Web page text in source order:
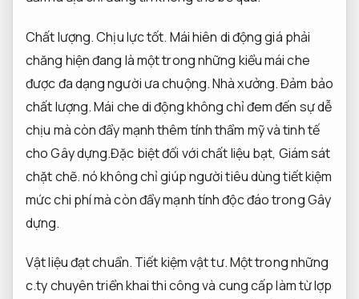
Chất lượng.Chịu lực tốt. Mái hiên di động giá phải
chăng hiện đang là một trong những kiểu mái che
được đa dạng người ưa chuộng.Nhà xưởng.Đảm bảo
chất lượng.Mái che di động không chỉ đem đến sự dễ
chịu mà còn đẩy mạnh thêm tính thẩm mỹ và tinh tế
cho Gây dựng.Đặc biệt đối với chất liệu bạt, Giám sát
chặt chẽ.nó không chỉ giúp người tiêu dùng tiết kiệm
mức chi phí mà còn đẩy mạnh tính độc đáo trong Gây
dựng.
Vật liệu đạt chuẩn. Tiết kiệm vật tư.Một trong những
c.ty chuyên triển khai thi công và cung cấp làm từ lợp